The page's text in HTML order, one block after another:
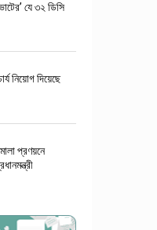
যে ৩২ ডিসি
নিয়োগ দিয়েছে
প্রণয়নে